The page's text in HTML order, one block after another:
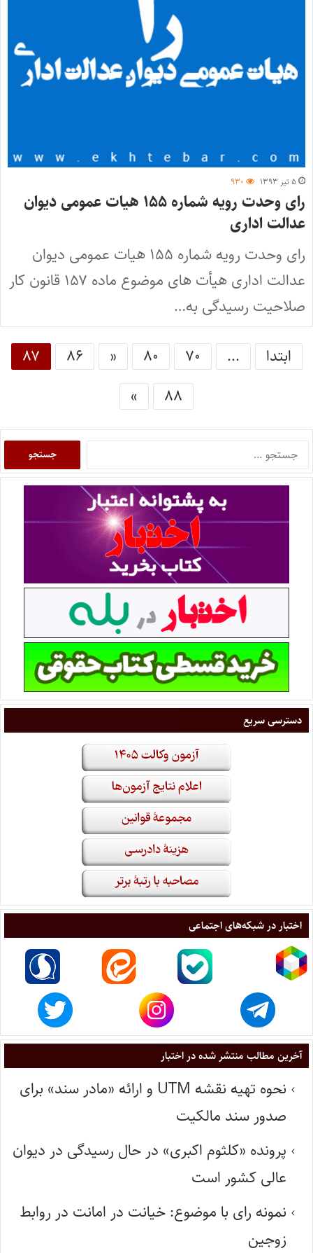
۵ تیر ۱۳۹۳ ۹۳۰
رای وحدت رویه شماره ۱۵۵ هیات عمومی دیوان
عدالت اداری
رای وحدت رویه شماره ۱۵۵ هیات عمومی دیوان
عدالت اداری هیأت های موضوع ماده ۱۵۷ قانون کار
صلاحیت رسیدگی به…
ابتدا ... ۷۰ ۸۰ « ۸۶
۸۷
۸۸
»
دسترسی سریع
اختبار در شبکه‌های اجتماعی
آخرین مطالب منتشر شده در اختبار
نحوه تهیه نقشه UTM و ارائه «مادر سند» برای
صدور سند مالکیت
پرونده «کلثوم اکبری» در حال رسیدگی در دیوان
عالی کشور است
نمونه رای با موضوع: خیانت در امانت در روابط
زوجین